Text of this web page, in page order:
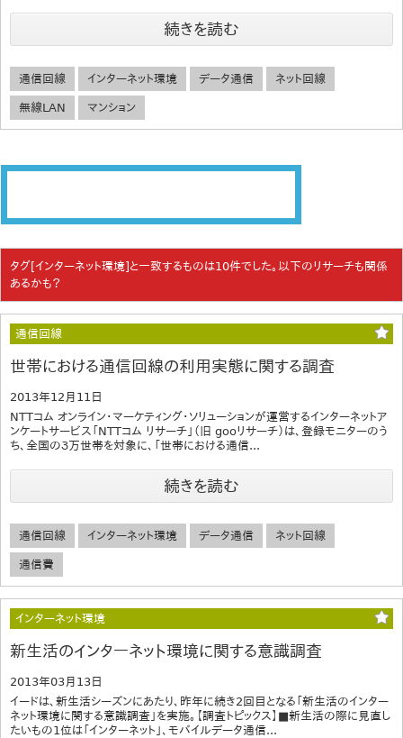
続きを読む
通信回線 インターネット環境 データ通信 ネット回線
無線LAN マンション
タグ[インターネット環境]と一致するものは10件でした。以下のリサーチも関係
あるかも？
通信回線
世帯における通信回線の利用実態に関する調査
2013年12月11日
NTTコム オンライン・マーケティング・ソリューションが運営するインターネットア
ンケートサービス「NTTコム リサーチ」（旧 gooリサーチ）は、登録モニターのう
ち、全国の３万世帯を対象に、「世帯における通信...
続きを読む
通信回線 インターネット環境 データ通信 ネット回線
通信費
インターネット環境
新生活のインターネット環境に関する意識調査
2013年03月13日
イードは、新生活シーズンにあたり、昨年に続き2回目となる「新生活のインター
ネット環境に関する意識調査」を実施。【調査トピックス】■新生活の際に見直し
たいもの1位は「インターネット」、モバイルデータ通信...